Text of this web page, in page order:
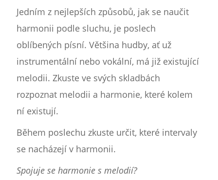
Jedním z nejlepších způsobů, jak se naučit
harmonii podle sluchu, je poslech
oblíbených písní. Většina hudby, ať už
instrumentální nebo vokální, má již existující
melodii. Zkuste ve svých skladbách
rozpoznat melodii a harmonie, které kolem
ní existují.
Během poslechu zkuste určit, které intervaly
se nacházejí v harmonii.
Spojuje se harmonie s melodií?